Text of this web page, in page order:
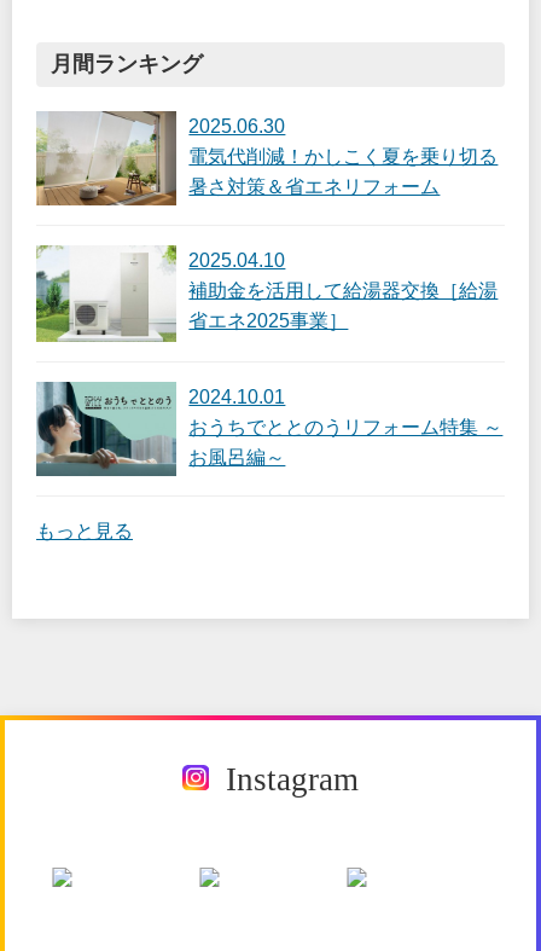
月間ランキング
2025.06.30
電気代削減！かしこく夏を乗り切る
暑さ対策＆省エネリフォーム
2025.04.10
補助金を活用して給湯器交換［給湯
省エネ2025事業］
2024.10.01
おうちでととのうリフォーム特集 ～
お風呂編～
もっと見る
Instagram